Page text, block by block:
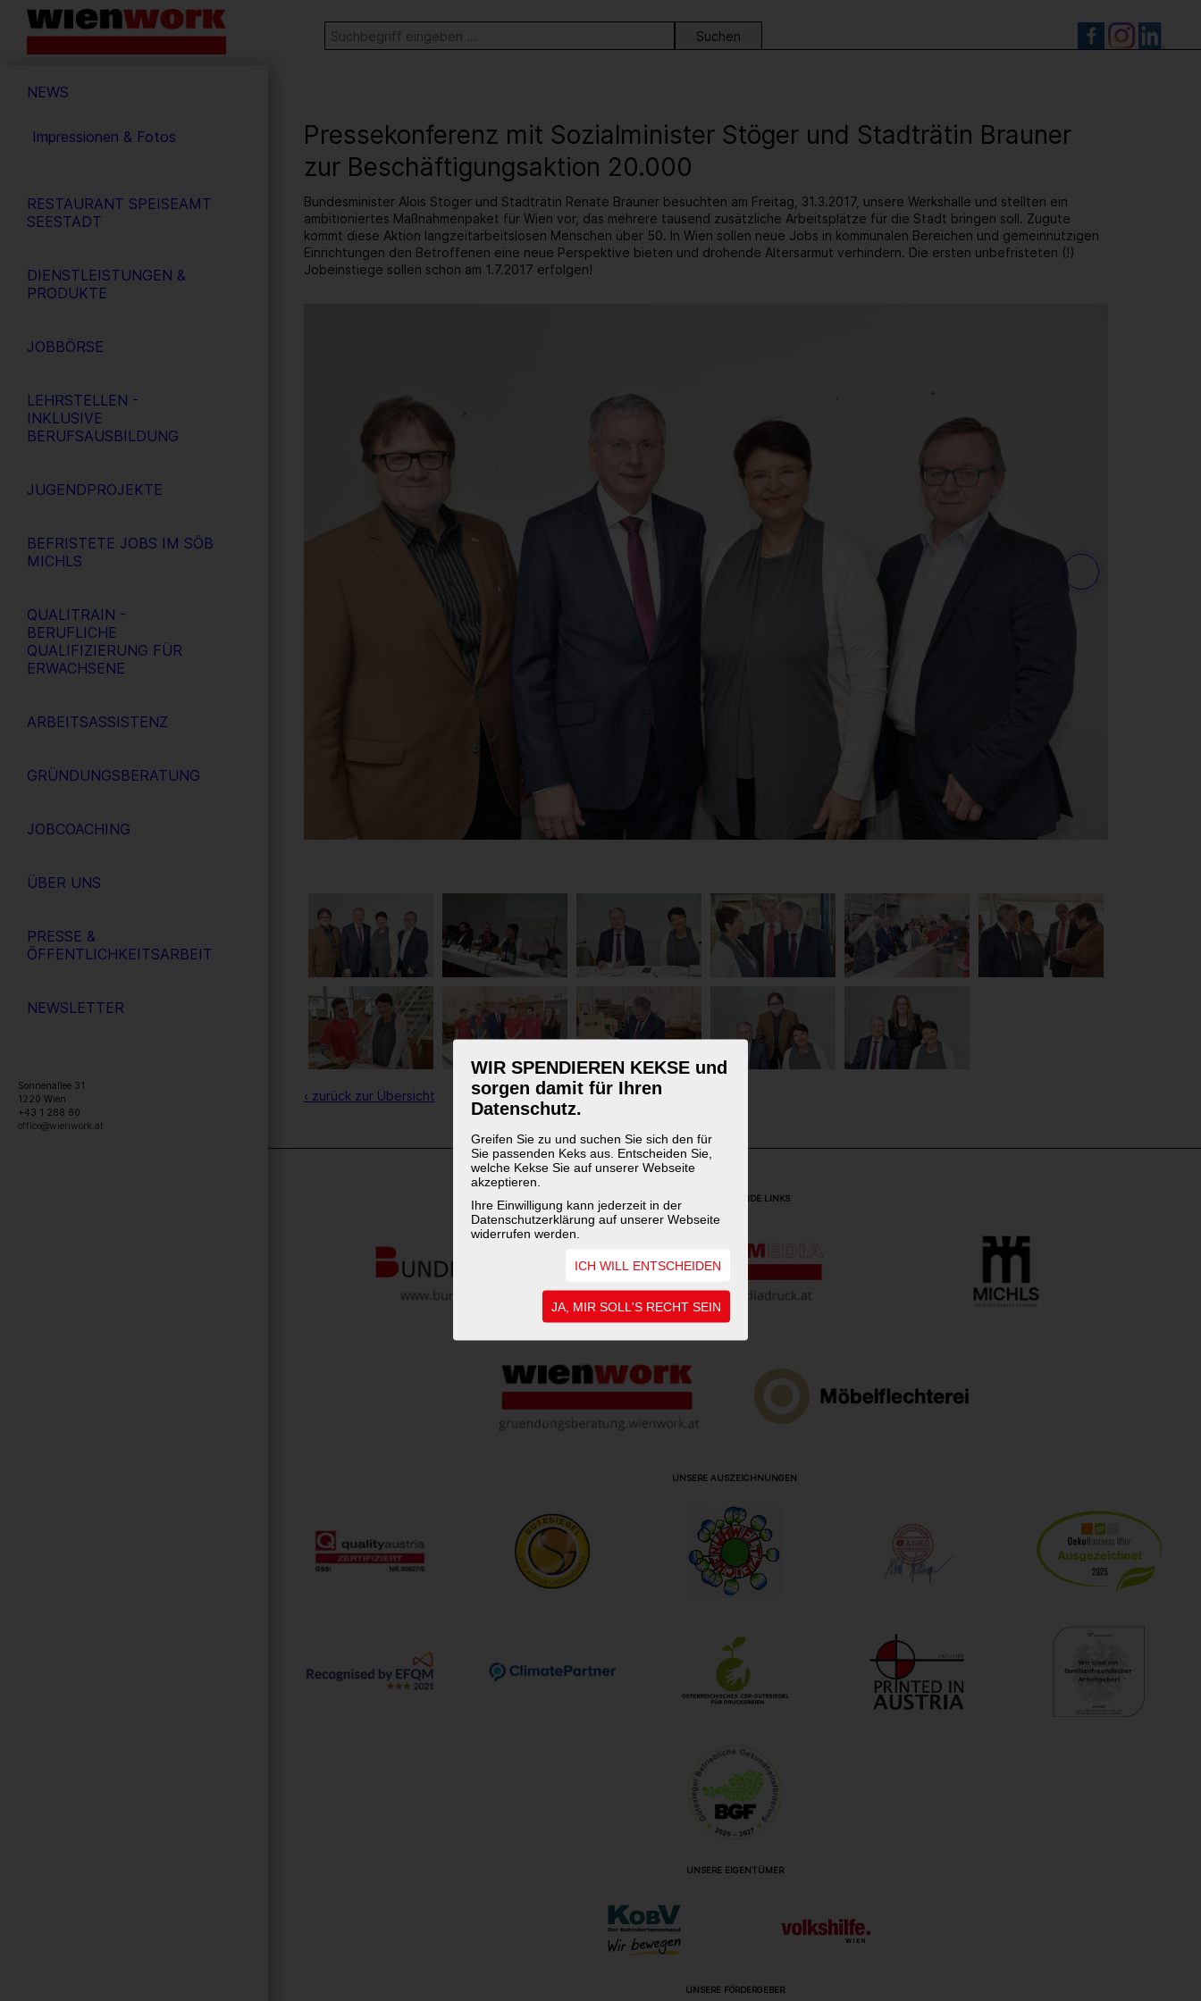
WIR SPENDIEREN KEKSE und
sorgen damit für Ihren
Datenschutz.
Greifen Sie zu und suchen Sie sich den für
Sie passenden Keks aus. Entscheiden Sie,
welche Kekse Sie auf unserer Webseite
akzeptieren.
Ihre Einwilligung kann jederzeit in der
Datenschutzerklärung auf unserer Webseite
widerrufen werden.
ICH WILL ENTSCHEIDEN
JA, MIR SOLL'S RECHT SEIN
Barrierefreie
Bedienung
Webseite
Stichwortsuche
SUCHE
NEWS
Impressionen & Fotos
RESTAURANT SPEISEAMT
SEESTADT
DIENSTLEISTUNGEN &
PRODUKTE
JOBBÖRSE
LEHRSTELLEN -
INKLUSIVE
BERUFSAUSBILDUNG
JUGENDPROJEKTE
BEFRISTETE JOBS IM SÖB
MICHLS
QUALITRAIN -
BERUFLICHE
QUALIFIZIERUNG FÜR
ERWACHSENE
ARBEITSASSISTENZ
GRÜNDUNGSBERATUNG
JOBCOACHING
ÜBER UNS
PRESSE &
ÖFFENTLICHKEITSARBEIT
NEWSLETTER
Sonnenallee 31
1220 Wien
+43 1 288 80
office@wienwork.at
Pressekonferenz mit Sozialminister Stöger und Stadträtin Brauner
zur Beschäftigungsaktion 20.000
Bundesminister Alois Stöger und Stadträtin Renate Brauner besuchten am Freitag, 31.3.2017, unsere Werkshalle und stellten ein
ambitioniertes Maßnahmenpaket für Wien vor, das mehrere tausend zusätzliche Arbeitsplätze für die Stadt bringen soll. Zugute
kommt diese Aktion langzeitarbeitslosen Menschen über 50. In Wien sollen neue Jobs in kommunalen Bereichen und gemeinnützigen
Einrichtungen den Betroffenen eine neue Perspektive bieten und drohende Altersarmut verhindern. Die ersten unbefristeten (!)
Jobeinstiege sollen schon am 1.7.2017 erfolgen!
‹ zurück zur Übersicht
WEITERFÜHRENDE LINKS
UNSERE AUSZEICHNUNGEN
UNSERE EIGENTÜMER
UNSERE FÖRDERGEBER